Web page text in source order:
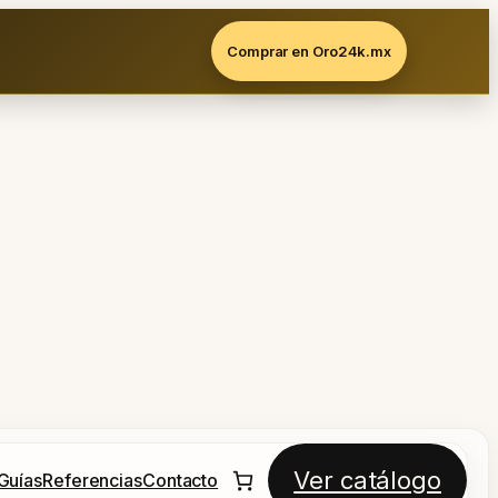
Comprar en Oro24k.mx
ReferenciasContacto Ver catálogo